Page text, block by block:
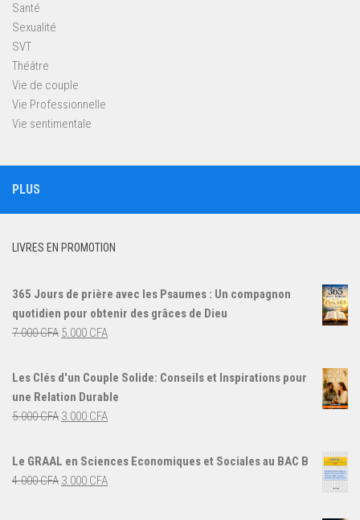
Santé
Sexualité
SVT
Théâtre
Vie de couple
Vie Professionnelle
Vie sentimentale
PLUS
LIVRES EN PROMOTION
365 Jours de prière avec les Psaumes : Un compagnon
quotidien pour obtenir des grâces de Dieu
7.000CFA Le
initial
était :
7.000 CFA.
5.000 CFALe
actuel
est :
Les Clés d'un Couple Solide: Conseils et Inspirations pour
une Relation Durable
5.000CFA Le
initial
était :
3.000 CFALe
actuel
Le GRAAL en Sciences Economiques et Sociales au BAC B
4.000CFA Le
3.000 CFALe